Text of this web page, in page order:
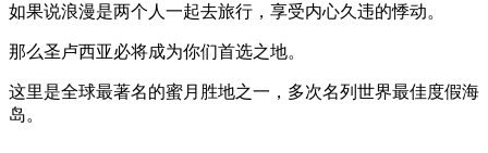
如果说浪漫是两个人一起去旅行，享受内心久违的悸动。
那么圣卢西亚必将成为你们首选之地。
这里是全球最著名的蜜月胜地之一，多次名列世界最佳度假海
岛。